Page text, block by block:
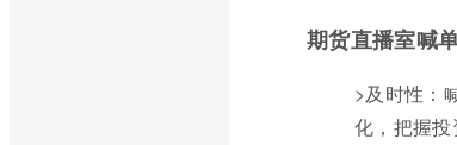
期货直播室喊
>及时性：
化，把握投